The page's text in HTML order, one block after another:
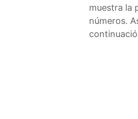
muestra la
números.